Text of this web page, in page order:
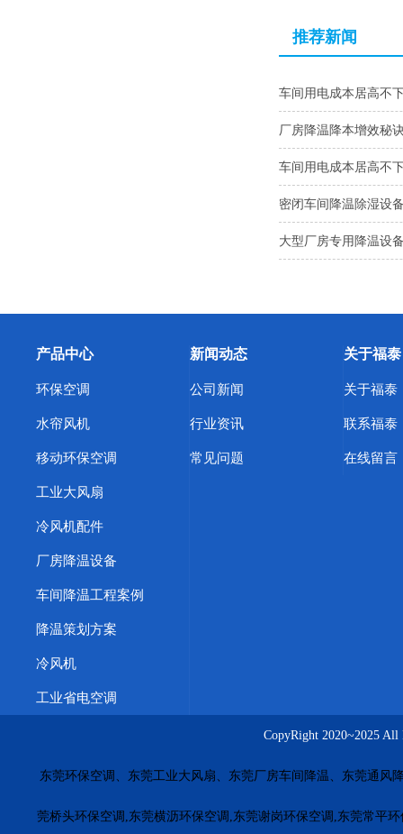
推荐新闻
车间用电成本居高不
厂房降温降本增效秘
车间用电成本居高不
密闭车间降温除湿设
大型厂房专用降温设
产品中心
环保空调
水帘风机
移动环保空调
工业大风扇
冷风机配件
厂房降温设备
车间降温工程案例
降温策划方案
冷风机
工业省电空调
新闻动态
公司新闻
行业资讯
常见问题
关于福泰
关于福泰
联系福泰
在线留言
CopyRight 2020~2025
东莞环保空调、东莞工业大风扇、东莞厂房车间降温、东莞通
莞桥头环保空调,东莞横沥环保空调,东莞谢岗环保空调,东莞常平